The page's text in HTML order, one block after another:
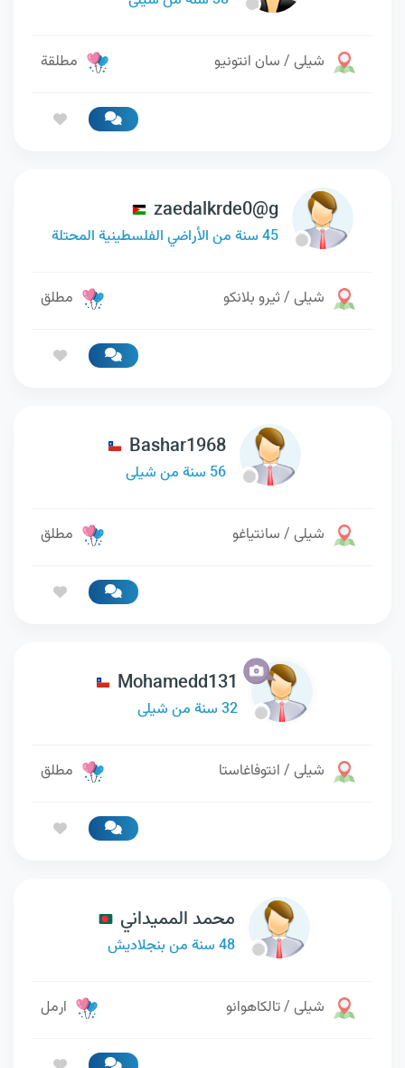
شيلى / سان انتونيو مطلقة
zaedalkrde0@g
45 سنة من الأراضي الفلسطينية المحتلة
شيلى / ثيرو بلانكو مطلق
Bashar1968
56 سنة من شيلى
شيلى / سانتياغو مطلق
Mohamedd131
32 سنة من شيلى
شيلى / انتوفاغاستا مطلق
محمد المميداني
48 سنة من بنجلاديش
شيلى / تالكاهوانو ارمل